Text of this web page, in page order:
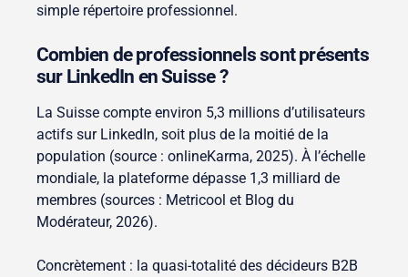
simple répertoire professionnel.
Combien de professionnels sont présents
sur LinkedIn en Suisse ?
La Suisse compte environ 5,3 millions d’utilisateurs
actifs sur LinkedIn, soit plus de la moitié de la
population (source : onlineKarma, 2025). À l’échelle
mondiale, la plateforme dépasse 1,3 milliard de
membres (sources : Metricool et Blog du
Modérateur, 2026).
Concrètement : la quasi-totalité des décideurs B2B